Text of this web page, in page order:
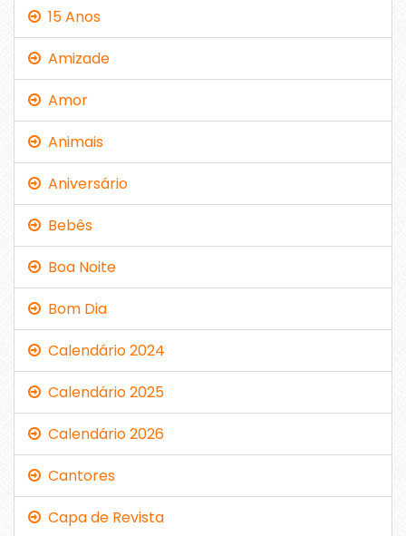
15 Anos
Amizade
Amor
Animais
Aniversário
Bebês
Boa Noite
Bom Dia
Calendário 2024
Calendário 2025
Calendário 2026
Cantores
Capa de Revista